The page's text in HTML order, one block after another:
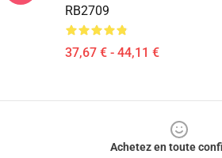
RB2709
37,67 € - 44,11 €
Achetez en toute